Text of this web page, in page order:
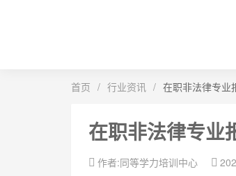
首页 / 行业资讯 / 在职非法律专业
在职非法律专业
作者:同等学力培训中心